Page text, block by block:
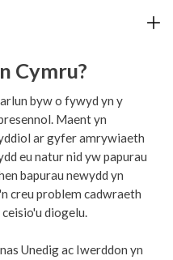
Cymru?
byw o fywyd yn y
Maent yn
ar gyfer amrywiaeth
eu natur nid yw papurau
bapurau newydd yn
creu problem cadwraeth
diogelu.
Unedig ac Iwerddon yn